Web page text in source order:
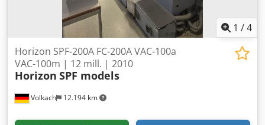
1 /4
Volkach 12.194 km
Horizon SPF-200A FC-200A VAC-100a
VAC-100m | 12 mill. | 2010
Horizon SPF models